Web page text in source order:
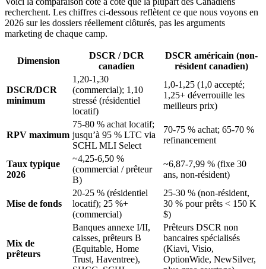
recherchent. Les chiffres ci-dessous reflètent ce que nous voyons en
2026 sur les dossiers réellement clôturés, pas les arguments
marketing de chaque camp.
Dimension
DSCR / DCR
canadien
DSCR américain (non-
résident canadien)
DSCR/DCR
minimum
1,20-1,30
(commercial); 1,10
stressé (résidentiel
locatif)
1,0-1,25 (1,0 accepté;
1,25+ déverrouille les
meilleurs prix)
RPV maximum
75-80 % achat locatif;
jusqu’à 95 % LTC via
SCHL MLI Select
70-75 % achat; 65-70 %
refinancement
Taux typique
2026
~4,25-6,50 %
(commercial / prêteur
B)
~6,87-7,99 % (fixe 30
ans, non-résident)
Mise de fonds
20-25 % (résidentiel
locatif); 25 %+
(commercial)
25-30 % (non-résident,
30 % pour prêts < 150 K
$)
Mix de
prêteurs
Banques annexe I/II,
caisses, prêteurs B
(Equitable, Home
Trust, Haventree),
Prêteurs DSCR non
bancaires spécialisés
(Kiavi, Visio,
OptionWide, NewSilver,